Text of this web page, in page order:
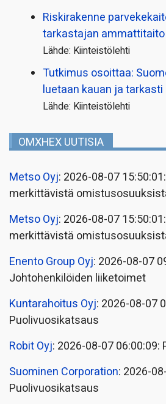
Riskirakenne
tarkastajan ammattitaito
Lähde: Kiinteistölehti
Tutkimus osoittaa:
luetaan kauan ja tarkasti
Lähde: Kiinteistölehti
OMXHEX UUTISIA
Metso Oyj: 2026-08-07
merkittävistä
Metso Oyj: 2026-08-07
merkittävistä
Enento Group Oyj: 2026-08-07
Johtohenkilöiden liiketoimet
Kuntarahoitus Oyj: 2026-08-07
Puolivuosikatsaus
Robit Oyj: 2026-08-07
Suominen Corporation: 2026-
Puolivuosikatsaus